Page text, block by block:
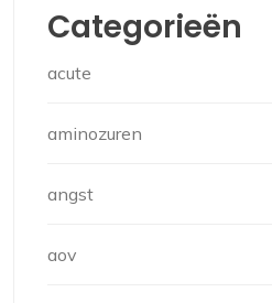
Categorieën
acute
aminozuren
angst
aov